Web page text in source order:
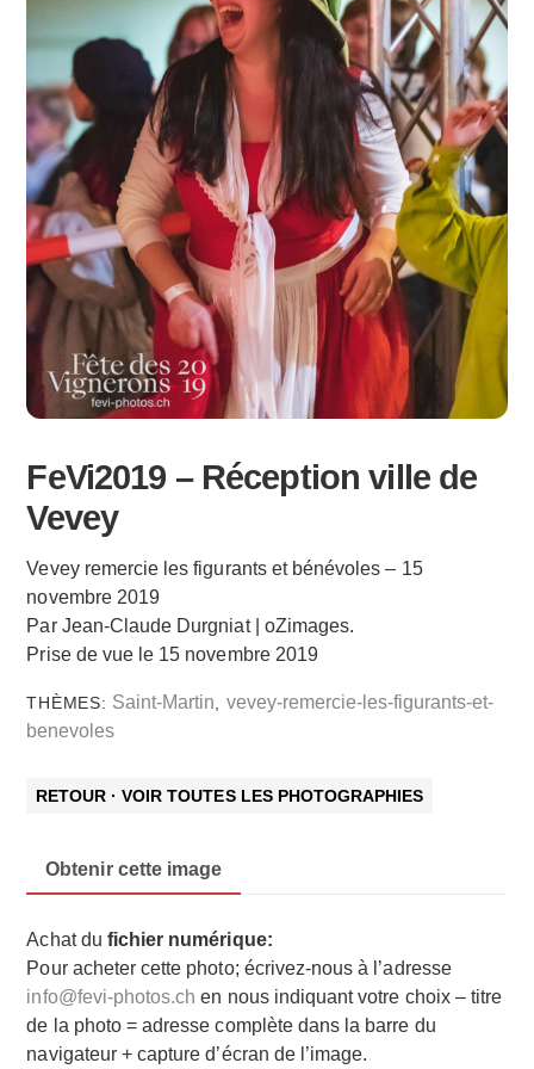
FeVi2019 – Réception ville de
Vevey
Vevey remercie les figurants et bénévoles – 15
novembre 2019
Par Jean-Claude Durgniat | oZimages.
Prise de vue le 15 novembre 2019
THÈMES: Saint-Martin
vevey-remercie-les-figurants-et-
benevoles
RETOUR · VOIR TOUTES LES PHOTOGRAPHIES
Obtenir cette image
Achat du fichier numérique:
Pour acheter cette photo; écrivez-nous à l’adresse
info@fevi-photos.ch en nous indiquant votre choix – titre
de la photo = adresse complète dans la barre du
navigateur + capture d’écran de l’image.